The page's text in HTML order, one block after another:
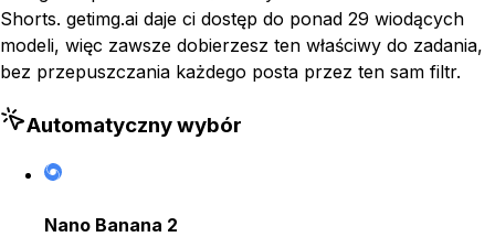
Shorts. getimg.ai daje ci dostęp do ponad 29 wiodących
modeli, więc zawsze dobierzesz ten właściwy do zadania,
bez przepuszczania każdego posta przez ten sam filtr.
Automatyczny wybór
Nano Banana 2